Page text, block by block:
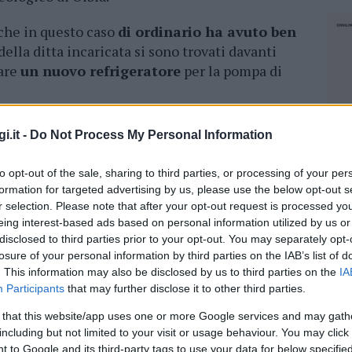
- Do Not Process My Personal Information
opt-out of the sale, sharing to third parties, or processing of your
for targeted advertising by us, please use the below opt-out
selection. Please note that after your opt-out request is processed
interest-based ads based on personal information utilized by us
to third parties prior to your opt-out. You may separately
of your personal information by third parties on the IAB’s list of
This information may also be disclosed by us to third parties on the
Participants that may further disclose it to other third parties.
that this website/app uses one or more Google services and may
but not limited to your visit or usage behaviour. You may
to Google and its third-party tags to use your data for below
in questo caso di ordinario ha avuto ben
ditta incaricata si sono trovati davanti
un nuovo refrigeratore per la pompa di
viste le
dimensioni del
Ma per i problemi difficili spesso
grazie ad un
pizzico di fantasia
un elicottero, regalando alla città la
minuto, in un film di James Bond